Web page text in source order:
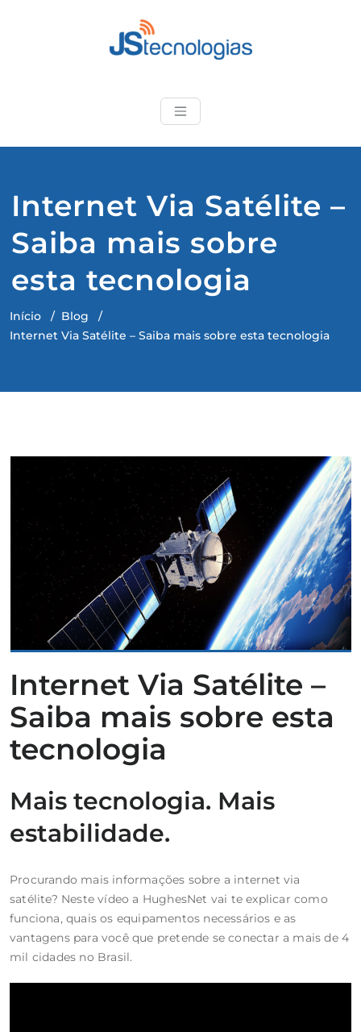
JStecnologias
Internet Via Satélite –
Saiba mais sobre
esta tecnologia
Início / Blog /
Internet Via Satélite – Saiba mais sobre esta tecnologia
Internet Via Satélite –
Saiba mais sobre esta
tecnologia
Mais tecnologia. Mais
estabilidade.
Procurando mais informações sobre a internet via
satélite? Neste vídeo a HughesNet vai te explicar como
funciona, quais os equipamentos necessários e as
vantagens para você que pretende se conectar a mais de 4
mil cidades no Brasil.